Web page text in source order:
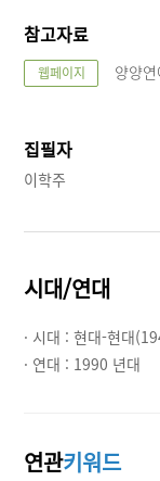
참고자료
웹페이지 양양
집필자
이학주
시대/연대
· 시대 :현대-현대
· 연대 : 1990 년대
연관키워드